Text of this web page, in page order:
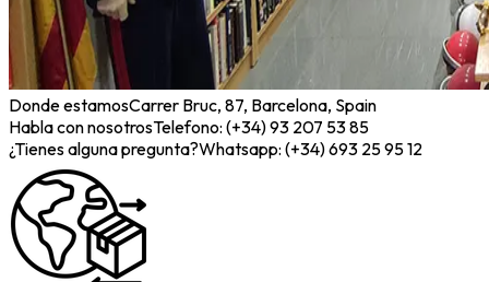
Donde estamosCarrer Bruc, 87, Barcelona, Spain
Habla con nosotrosTelefono: (+34) 93 207 53 85
¿Tienes alguna pregunta?Whatsapp: (+34) 693 25 95 12